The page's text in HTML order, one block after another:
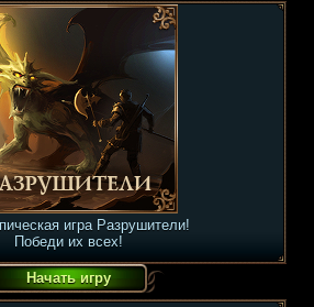
игра Разрушители!
Победи их всех!